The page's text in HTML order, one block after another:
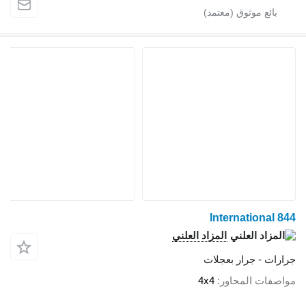
International
المزاد العلني
- جرار بعجلات
المحاور 4x4